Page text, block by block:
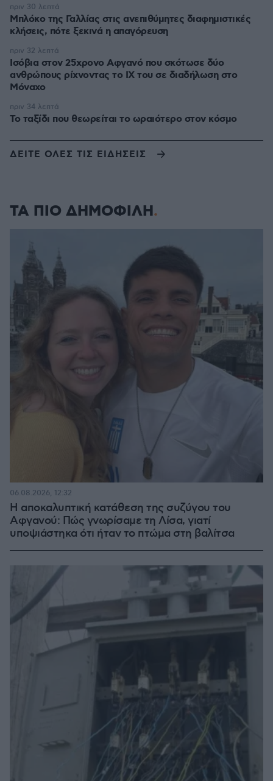
Μπλόκο της Γαλλίας στις ανεπιθύμητες διαφημιστικές
κλήσεις, πότε ξεκινά η απαγόρευση
πριν 30 λεπτά
Ισόβια στον 25χρονο Αφγανό που σκότωσε δύο
ανθρώπους ρίχνοντας το ΙΧ του σε διαδήλωση στο
Μόναχο
πριν 32 λεπτά
Το ταξίδι που θεωρείται το ωραιότερο στον κόσμο
πριν 34 λεπτά
ΔΕΙΤΕ ΟΛΕΣ ΤΙΣ ΕΙΔΗΣΕΙΣ
ΤΑ ΠΙΟ ΔΗΜΟΦΙΛΗ
Η αποκαλυπτική κατάθεση της συζύγου του
Αφγανού: Πώς γνωρίσαμε τη Λίσα, γιατί
υποψιάστηκα ότι ήταν το πτώμα στη βαλίτσα
06.08.2026, 12:32